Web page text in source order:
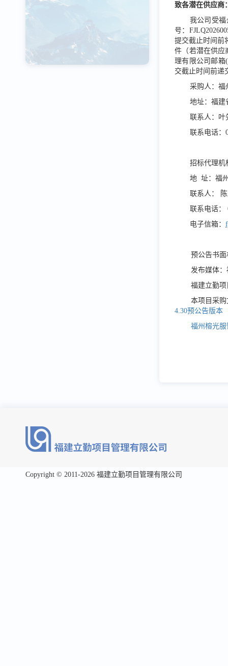
致各潜在供应商
我公司受
号：
提交截止时间前
件（若潜在供应
理有限公司邮箱
交截止时间前递
采购人：福
地址：福建
联系 人：叶
联系电话：
招标代理机
地 址：福
联系人：
联系电话：
电子信箱：
预公告书
发布媒体
福建立勤
本项目采
4.30预公告版本
福州榕光服
Copyright © 2011-2026 福建立勤项目管理有限公司